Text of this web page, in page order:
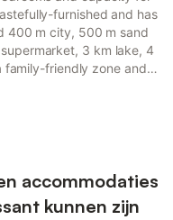
furnished and has
400 m city, 500 m sand
3 km lake, 4
family-friendly zone and
terrace, washing
accommodaties
kunnen zijn